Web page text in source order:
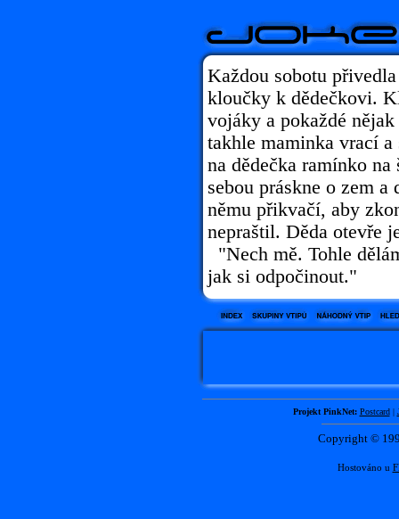
Každou sobotu
kloučky k dědečkovi.
vojáky a pokaždé
takhle maminka vrací
na dědečka ramínko na
sebou práskne o zem
němu přikvačí, aby
nepraštil. Děda otevře
"Nech mě. Tohle
jak si odpočinout."
Projekt PinkNet: Postcard|
Copyright ©
Hostováno u